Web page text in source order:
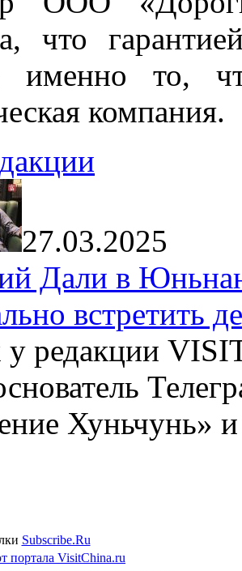
что
именно то,
компания.
27.03.2025
Дали в
встретить
у редакции
Хуньчунь»
Subscribe.Ru
портала VisitChina.ru